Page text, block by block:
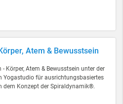
Atem & Bewusstsein
Körper, Atem & Bewusstsein unter der
Yogastudio für ausrichtungsbasiertes
dem Konzept der Spiraldynamik®.